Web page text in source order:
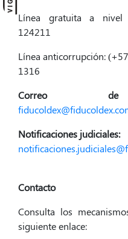
Línea gratuita a nivel
124211
Línea anticorrupción:
1316
Correo de
Notificaciones judiciales:
Contacto
Consulta los
siguiente enlace: